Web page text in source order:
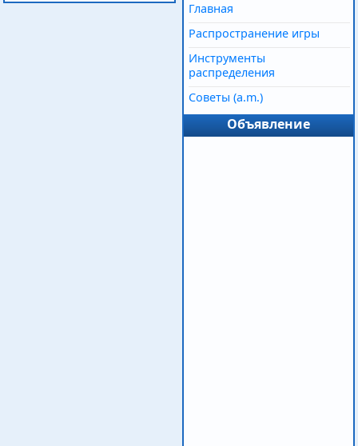
Главная
Распространение игры
Инструменты
распределения
Советы (a.m.)
Объявление